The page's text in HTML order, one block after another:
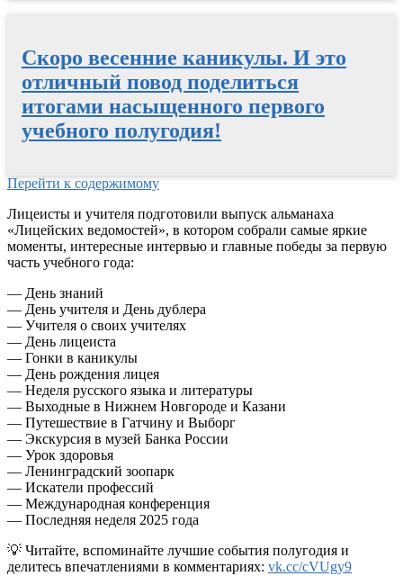
Скоро весенние каникулы. И это
отличный повод поделиться
итогами насыщенного первого
учебного полугодия!
Перейти к содержимому
Лицеисты и учителя подготовили выпуск альманаха
«Лицейских ведомостей», в котором собрали самые яркие
моменты, интересные интервью и главные победы за первую
часть учебного года:
— День знаний
— День учителя и День дублера
— Учителя о своих учителях
— День лицеиста
— Гонки в каникулы
— День рождения лицея
— Неделя русского языка и литературы
— Выходные в Нижнем Новгороде и Казани
— Путешествие в Гатчину и Выборг
— Экскурсия в музей Банка России
— Урок здоровья
— Ленинградский зоопарк
— Искатели профессий
— Международная конференция
— Последняя неделя 2025 года
💡 Читайте, вспоминайте лучшие события полугодия и
делитесь впечатлениями в комментариях: vk.cc/cVUgy9